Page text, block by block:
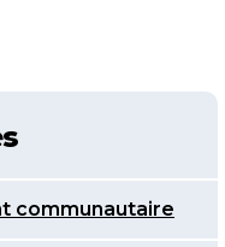
communautaire